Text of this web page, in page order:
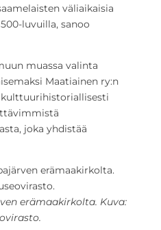
väliaikaisia
luvuilla, sanoo
muassa valinta
Maatiainen ry:n
kulttuurihistoriallisesti
joka yhdistää
erämaakirkolta. Kuva: